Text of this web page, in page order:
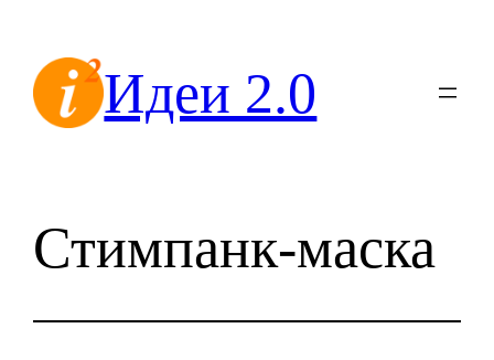
содержимомуИдеи 2.0
Стимпанк-маска